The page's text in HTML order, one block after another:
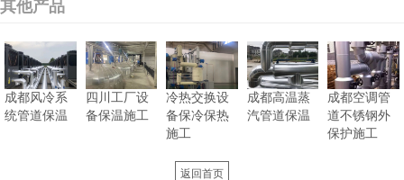
其他产品
成都风冷系
统管道保温
四川工厂设
备保温施工
冷热交换设
备保冷保热
施工
成都高温蒸
汽管道保温
成都空调管
道不锈钢外
保护施工
返回首页